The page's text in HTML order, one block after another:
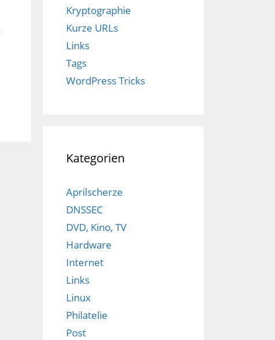
Kryptographie
Kurze URLs
Links
Tags
WordPress Tricks
Kategorien
Aprilscherze
DNSSEC
DVD, Kino, TV
Hardware
Internet
Links
Linux
Philatelie
Post